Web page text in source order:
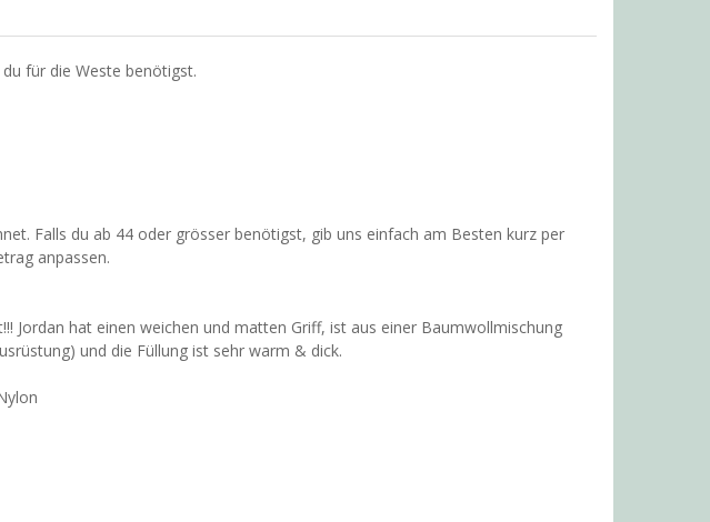
für die Weste benötigst.
Falls du ab 44 oder grösser benötigst, gib uns einfach am Besten kurz per
anpassen.
Jordan hat einen weichen und matten Griff, ist aus einer Baumwollmischung
und die Füllung ist sehr warm & dick.